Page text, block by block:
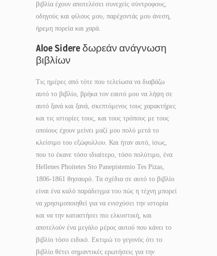
βιβλία έχουν αποτελέσει συνεχείς σύντροφους,
οδηγούς και φίλους μου, παρέχοντάς μου άνεση,
ήρεμη πορεία και χαρά.
Aloe Sidere δωρεάν ανάγνωση
βιβλίων
Τις ημέρες από τότε που τελείωσα να διαβάζω
αυτό το βιβλίο, βρήκα τον εαυτό μου να λήψη σε
αυτό ξανά και ξανά, σκεπτόμενος τους χαρακτήρες
και τις ιστορίες τους, και τους τρόπους με τους
οποίους έχουν μείνει μαζί μου πολύ μετά το
κλείσιμο του εξώφυλλου. Και ήταν αυτό, ίσως,
που το έκανε τόσο ιδιαίτερο, τόσο πολύτιμο, ένα
Hellenes Phoitetes Sto Panepistemio Tes Pizas,
1806-1861 θησαυρό. Τα σχέδια σε αυτό το βιβλίο
είναι ένα καλό παράδειγμα του πώς η τέχνη μπορεί
να χρησιμοποιηθεί για να ενισχύσει την ιστορία
και να την καταστήσει πιο ελκυστική, και
αποτελούν ένα μεγάλο μέρος αυτού που κάνει το
βιβλίο τόσο ειδικό. Εκτιμώ το γεγονός ότι το
βιβλίο θέτει σημαντικές ερωτήσεις για την